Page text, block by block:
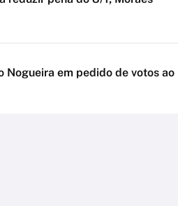
Nogueira em pedido de votos ao